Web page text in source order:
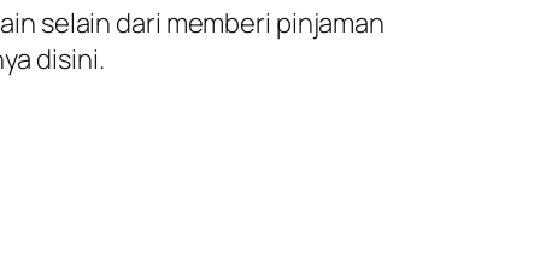
selain dari memberi pinjaman
disini.